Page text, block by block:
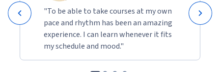
"To be able to take courses at my own
pace and rhythm has been an amazing
experience. I can learn whenever it fits
my schedule and mood."